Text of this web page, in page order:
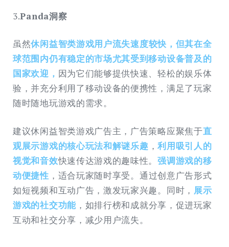
3.Panda洞察
虽然休闲益智类游戏用户流失速度较快，但其在全
球范围内仍有稳定的市场尤其受到移动设备普及的
国家欢迎， 因为它们能够提供快速、轻松的娱乐体
验，并充分利用了移动设备的便携性，满足了玩家
随时随地玩游戏的需求。
建议休闲益智类游戏广告主，广告策略应聚焦于直
观展示游戏的核心玩法和解谜乐趣 ，利用吸引人的
视觉和音效快速传达游戏的趣味性。强调游戏的移
动便捷性 ，适合玩家随时享受。通过创意广告形式
如短视频和互动广告，激发玩家兴趣。同时， 展示
游戏的社交功能，如排行榜和成就分享，促进玩家
互动和社交分享，减少用户流失。